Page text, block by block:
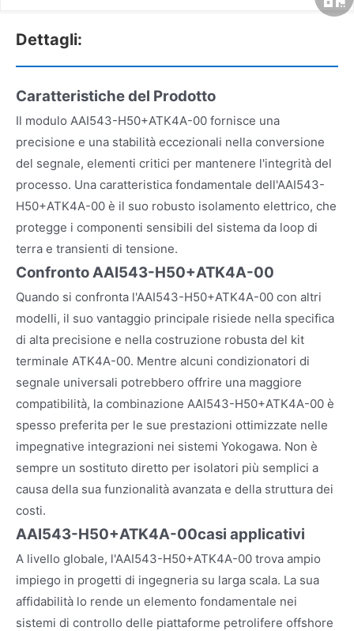
Dettagli:
Caratteristiche del Prodotto
Il modulo AAI543-H50+ATK4A-00 fornisce una
precisione e una stabilità eccezionali nella conversione
del segnale, elementi critici per mantenere l'integrità del
processo. Una caratteristica fondamentale dell'AAI543-
H50+ATK4A-00 è il suo robusto isolamento elettrico, che
protegge i componenti sensibili del sistema da loop di
terra e transienti di tensione.
Confronto AAI543-H50+ATK4A-00
Quando si confronta l'AAI543-H50+ATK4A-00 con altri
modelli, il suo vantaggio principale risiede nella specifica
di alta precisione e nella costruzione robusta del kit
terminale ATK4A-00. Mentre alcuni condizionatori di
segnale universali potrebbero offrire una maggiore
compatibilità, la combinazione AAI543-H50+ATK4A-00 è
spesso preferita per le sue prestazioni ottimizzate nelle
impegnative integrazioni nei sistemi Yokogawa. Non è
sempre un sostituto diretto per isolatori più semplici a
causa della sua funzionalità avanzata e della struttura dei
costi.
AAI543-H50+ATK4A-00casi applicativi
A livello globale, l'AAI543-H50+ATK4A-00 trova ampio
impiego in progetti di ingegneria su larga scala. La sua
affidabilità lo rende un elemento fondamentale nei
sistemi di controllo delle piattaforme petrolifere offshore